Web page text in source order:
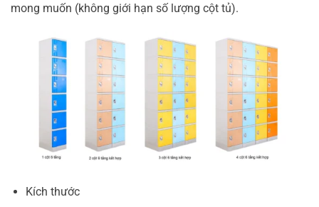
mong muốn (không giới hạn số lượng cột tủ).
Kích thước